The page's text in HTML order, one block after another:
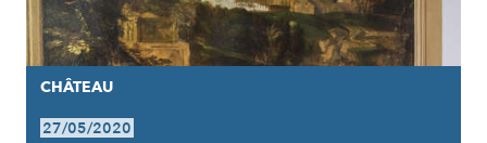
CHÂTEAU
27/05/2020